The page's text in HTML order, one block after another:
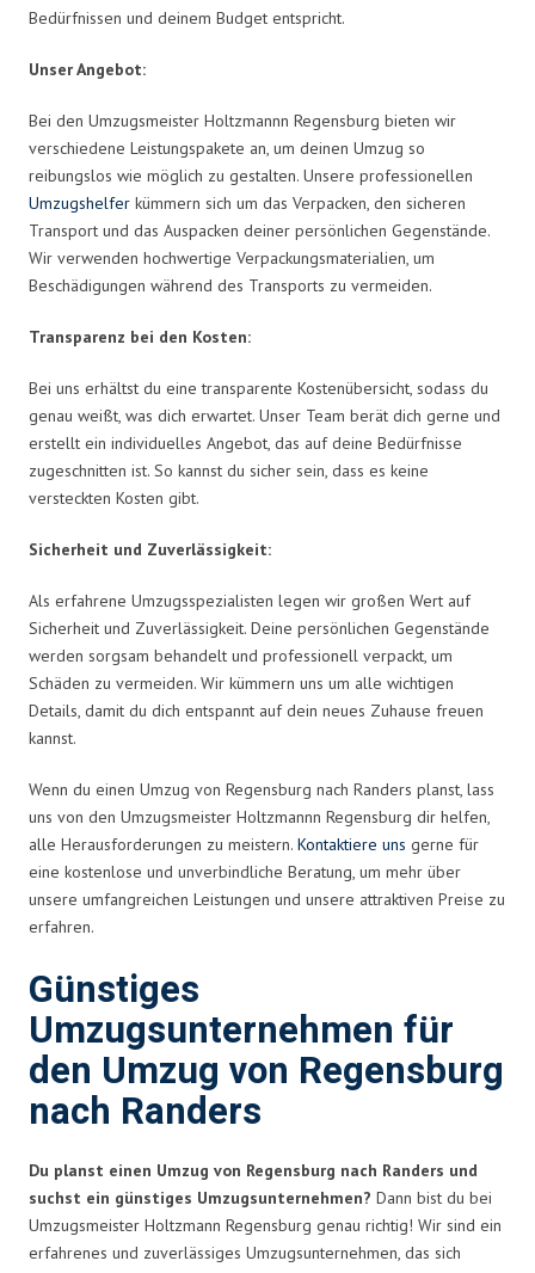
Bedürfnissen und deinem Budget entspricht.
Unser Angebot:
Bei den Umzugsmeister Holtzmannn Regensburg bieten wir
verschiedene Leistungspakete an, um deinen Umzug so
reibungslos wie möglich zu gestalten. Unsere professionellen
Umzugshelfer kümmern sich um das Verpacken, den sicheren
Transport und das Auspacken deiner persönlichen Gegenstände.
Wir verwenden hochwertige Verpackungsmaterialien, um
Beschädigungen während des Transports zu vermeiden.
Transparenz bei den Kosten:
Bei uns erhältst du eine transparente Kostenübersicht, sodass du
genau weißt, was dich erwartet. Unser Team berät dich gerne und
erstellt ein individuelles Angebot, das auf deine Bedürfnisse
zugeschnitten ist. So kannst du sicher sein, dass es keine
versteckten Kosten gibt.
Sicherheit und Zuverlässigkeit:
Als erfahrene Umzugsspezialisten legen wir großen Wert auf
Sicherheit und Zuverlässigkeit. Deine persönlichen Gegenstände
werden sorgsam behandelt und professionell verpackt, um
Schäden zu vermeiden. Wir kümmern uns um alle wichtigen
Details, damit du dich entspannt auf dein neues Zuhause freuen
kannst.
Wenn du einen Umzug von Regensburg nach Randers planst, lass
uns von den Umzugsmeister Holtzmannn Regensburg dir helfen,
alle Herausforderungen zu meistern. Kontaktiere uns gerne für
eine kostenlose und unverbindliche Beratung, um mehr über
unsere umfangreichen Leistungen und unsere attraktiven Preise zu
erfahren.
Günstiges
Umzugsunternehmen für
den Umzug von Regensburg
nach Randers
Du planst einen Umzug von Regensburg nach Randers und
suchst ein günstiges Umzugsunternehmen? Dann bist du bei
Umzugsmeister Holtzmann Regensburg genau richtig! Wir sind ein
erfahrenes und zuverlässiges Umzugsunternehmen, das sich